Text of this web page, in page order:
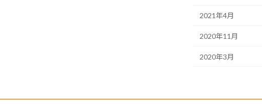
2021年4月
2020年11月
2020年3月